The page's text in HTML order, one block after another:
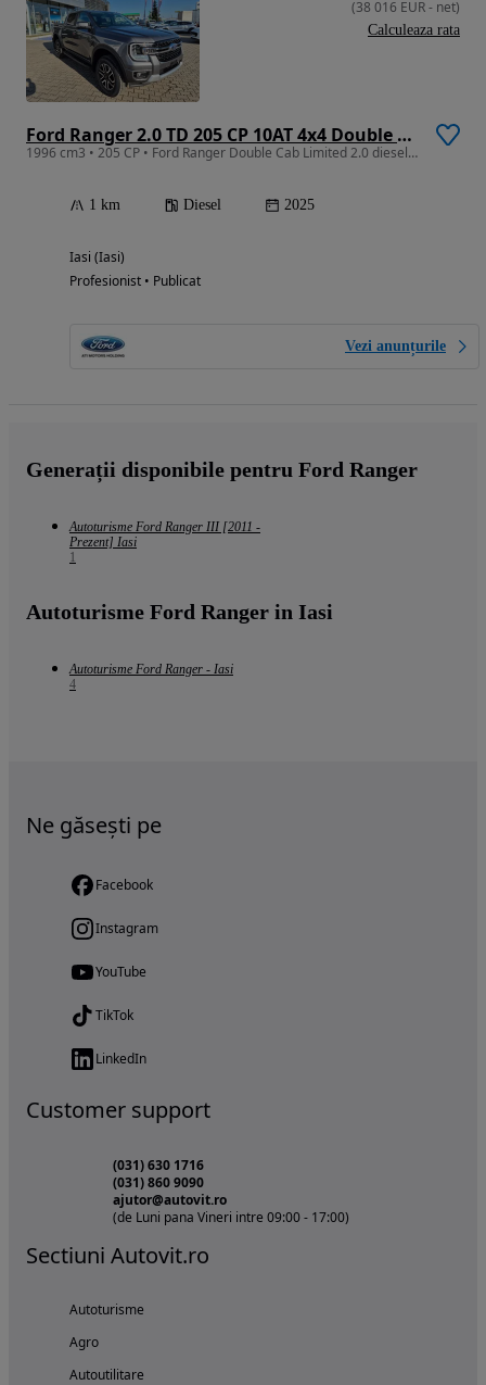
Ford Ranger 2.0 TD 205 CP 10AT 4x4 Double Cab Limited
1996 cm3 • 205 CP • Ford Ranger Double Cab Limited 2.0 diesel 205 CP A10 4WD
1 km Diesel 2025
Iasi (Iasi)
Profesionist • Publicat
Vezi anunțurile
(38 016 EUR- net)
Calculeaza rata
Generații disponibile pentru Ford Ranger
Autoturisme Ford Ranger III [2011 -
Prezent] Iasi
1
Autoturisme Ford Ranger in Iasi
Autoturisme Ford Ranger - Iasi
4
Ne găsești pe
Facebook
Instagram
YouTube
TikTok
LinkedIn
Customer support
(031) 630 1716
(031) 860 9090
ajutor@autovit.ro
(de Luni pana Vineri intre 09:00 - 17:00)
Sectiuni Autovit.ro
Autoturisme
Agro
Autoutilitare